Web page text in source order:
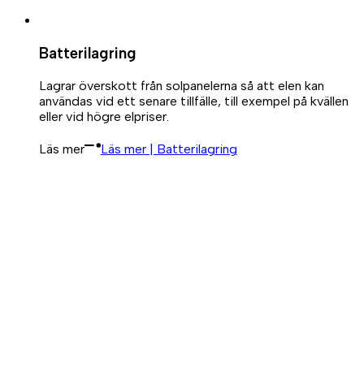
Batterilagring
Lagrar överskott från solpanelerna så att elen kan
användas vid ett senare tillfälle, till exempel på kvällen
eller vid högre elpriser.
Läs mer Läs mer | Batterilagring